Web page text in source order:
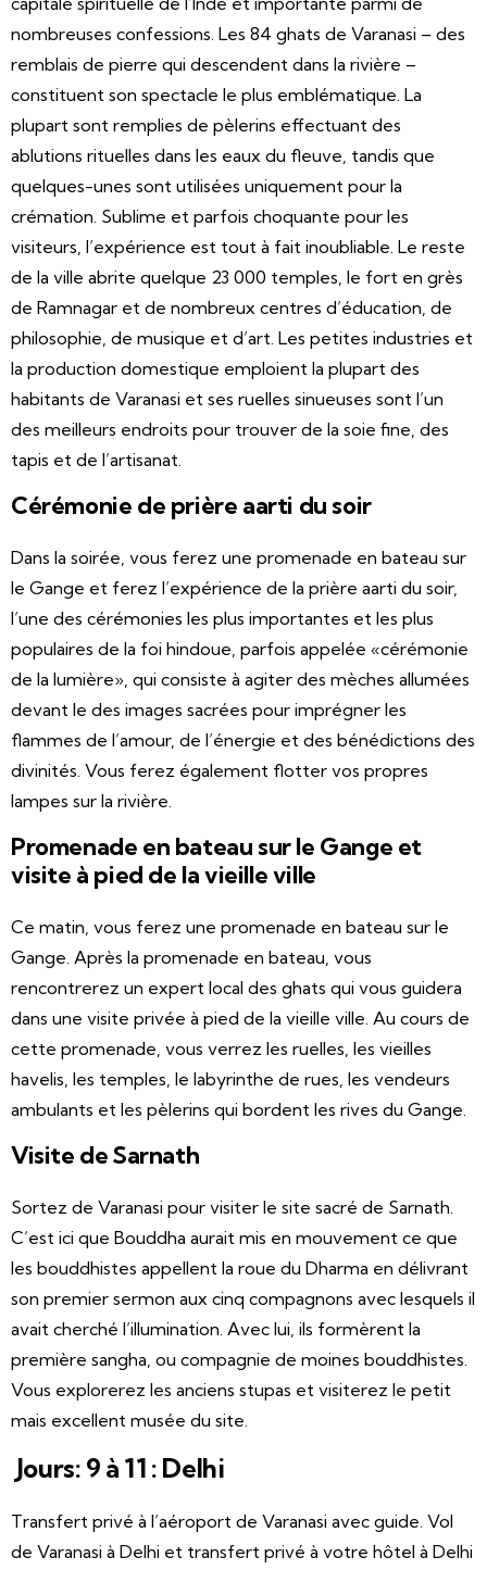
nombreuses confessions. Les 84 ghats de Varanasi – des
remblais de pierre qui descendent dans la rivière –
constituent son spectacle le plus emblématique. La
plupart sont remplies de pèlerins effectuant des
ablutions rituelles dans les eaux du fleuve, tandis que
quelques-unes sont utilisées uniquement pour la
crémation. Sublime et parfois choquante pour les
visiteurs, l’expérience est tout à fait inoubliable. Le reste
de la ville abrite quelque 23 000 temples, le fort en grès
de Ramnagar et de nombreux centres d’éducation, de
philosophie, de musique et d’art. Les petites industries et
la production domestique emploient la plupart des
habitants de Varanasi et ses ruelles sinueuses sont l’un
des meilleurs endroits pour trouver de la soie fine, des
tapis et de l’artisanat.
Cérémonie de prière aarti du soir
Dans la soirée, vous ferez une promenade en bateau sur
le Gange et ferez l’expérience de la prière aarti du soir,
l’une des cérémonies les plus importantes et les plus
populaires de la foi hindoue, parfois appelée «cérémonie
de la lumière», qui consiste à agiter des mèches allumées
devant le des images sacrées pour imprégner les
flammes de l’amour, de l’énergie et des bénédictions des
divinités. Vous ferez également flotter vos propres
lampes sur la rivière.
Promenade en bateau sur le Gange et
visite à pied de la vieille ville
Ce matin, vous ferez une promenade en bateau sur le
Gange. Après la promenade en bateau, vous
rencontrerez un expert local des ghats qui vous guidera
dans une visite privée à pied de la vieille ville. Au cours de
cette promenade, vous verrez les ruelles, les vieilles
havelis, les temples, le labyrinthe de rues, les vendeurs
ambulants et les pèlerins qui bordent les rives du Gange.
Visite de Sarnath
Sortez de Varanasi pour visiter le site sacré de Sarnath.
C’est ici que Bouddha aurait mis en mouvement ce que
les bouddhistes appellent la roue du Dharma en délivrant
son premier sermon aux cinq compagnons avec lesquels il
avait cherché l’illumination. Avec lui, ils formèrent la
première sangha, ou compagnie de moines bouddhistes.
Vous explorerez les anciens stupas et visiterez le petit
mais excellent musée du site.
Jours: 9 à 11 : Delhi
Transfert privé à l’aéroport de Varanasi avec guide. Vol
de Varanasi à Delhi et transfert privé à votre hôtel à Delhi